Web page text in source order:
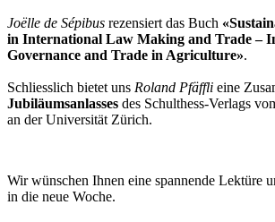
Joëlle de Sépibus rezensiert das Buch
in International Law Making and Trade –
Governance and Trade in Agriculture».
Schliesslich bietet uns Roland Pfäffli eine
Jubiläumsanlasses des Schulthess-Verlags
an der Universität Zürich.
Wir wünschen Ihnen eine spannende Lektüre
in die neue Woche.